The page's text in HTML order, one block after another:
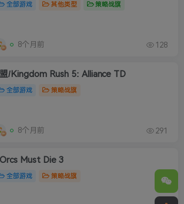
全部游戏 其他类型 策略战旗
8个月前 128
/Kingdom Rush 5: Alliance TD
全部游戏 策略战旗
8个月前 291
Must Die 3
全部游戏 策略战旗